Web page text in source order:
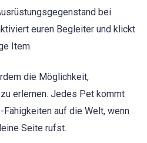
bei
euren Begleiter und klickt
Item.
die Möglichkeit,
erlernen. Jedes Pet kommt
auf die Welt, wenn
Seite rufst.